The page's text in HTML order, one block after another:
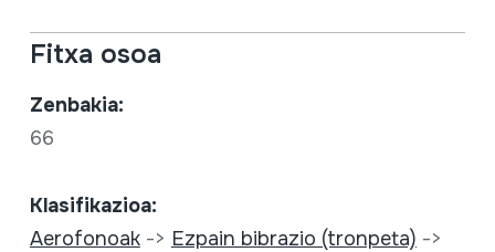
Fitxa osoa
Zenbakia:
66
Klasifikazioa:
Aerofonoak-> Ezpain bibrazio (tronpeta) ->